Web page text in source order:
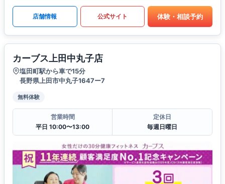
店舗情報 公式サイト 体験・相談予約
カーブス上田中丸子店
塩田町駅から車で15分
長野県上田市中丸子1647ー7
無料体験
営業時間
平日 10:00〜13:00
定休日
毎週日曜日